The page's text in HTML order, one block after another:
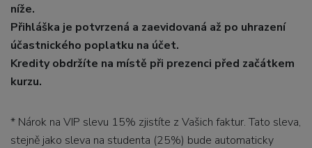
níže.
Přihláška je potvrzená a zaevidovaná až po uhrazení
účastnického poplatku na účet.
Kredity obdržíte na místě při prezenci před začátkem
kurzu.
* Nárok na VIP slevu 15% zjistíte z Vašich faktur. Tato sleva,
stejně jako sleva na studenta (25%) bude automaticky